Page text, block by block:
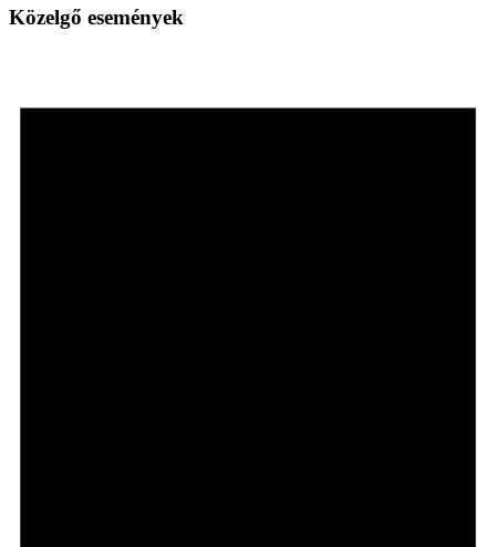
Közelgő események